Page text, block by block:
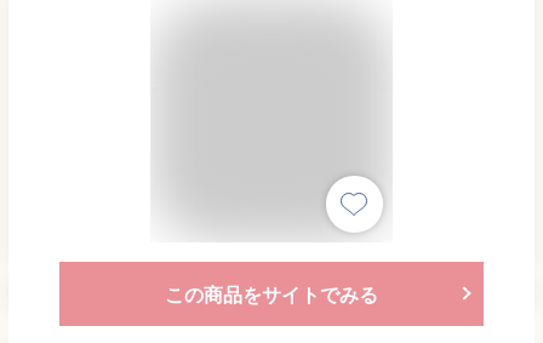
この商品をサイトでみる